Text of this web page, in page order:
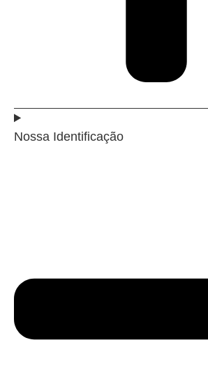
Nossa Identificação